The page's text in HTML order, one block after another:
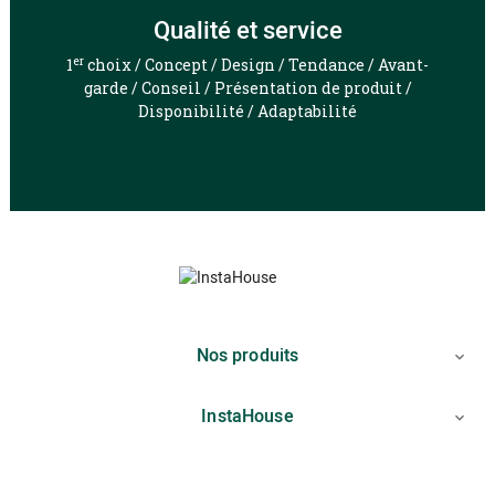
Qualité et service
1er choix / Concept / Design / Tendance / Avant-
garde / Conseil / Présentation de produit /
Disponibilité / Adaptabilité
Nos produits 
InstaHouse 